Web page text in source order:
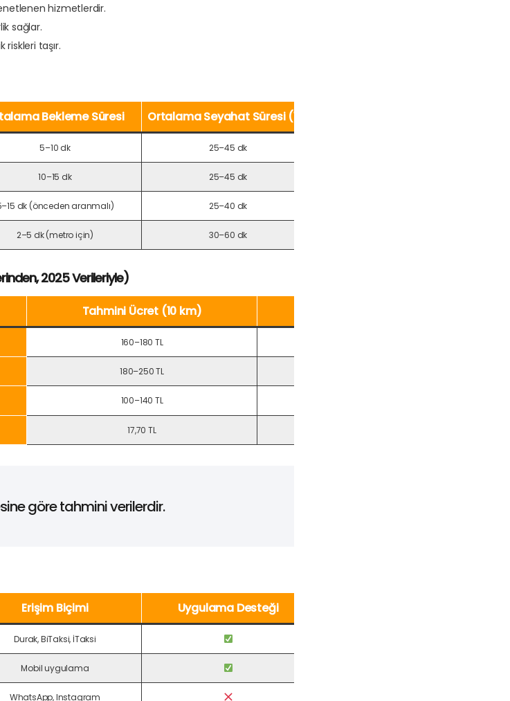
hizmetlerdir.
sağlar.
riskleri taşır.
Bekleme Süresi Ortalama Seyahat Süresi (10 km)
5–10 dk 25–45 dk
10–15 dk 25–45 dk
dk (önceden aranmalı) 25–40 dk
2–5 dk (metro için) 30–60 dk
2025 Verileriyle)
Tahmini Ücret (10 km)
160–180 TL
180–250 TL
100–140 TL
17,70 TL
göre tahmini verilerdir.
Erişim Biçimi Uygulama Desteği
Durak, BiTaksi, İTaksi
Mobil uygulama
WhatsApp, Instagram